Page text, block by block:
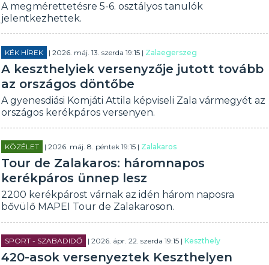
A megmérettetésre 5-6. osztályos tanulók
jelentkezhettek.
KÉK HÍREK | 2026. máj. 13. szerda 19:15 | Zalaegerszeg
A keszthelyiek versenyzője jutott tovább
az országos döntőbe
A gyenesdiási Komjáti Attila képviseli Zala vármegyét az
országos kerékpáros versenyen.
KÖZÉLET | 2026. máj. 8. péntek 19:15 | Zalakaros
Tour de Zalakaros: háromnapos
kerékpáros ünnep lesz
2200 kerékpárost várnak az idén három naposra
bővülő MAPEI Tour de Zalakaroson.
SPORT - SZABADIDŐ | 2026. ápr. 22. szerda 19:15 |Keszthely
420-asok versenyeztek Keszthelyen